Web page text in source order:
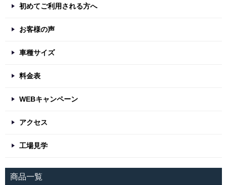
初めてご利用される方へ
お客様の声
車種サイズ
料金表
WEBキャンペーン
アクセス
工場見学
商品一覧